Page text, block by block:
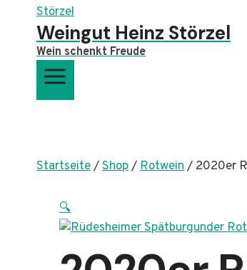
Weingut Heinz Störzel
Wein schenkt Freude
Startseite/Shop/Rotwein/ 2020er
🔍